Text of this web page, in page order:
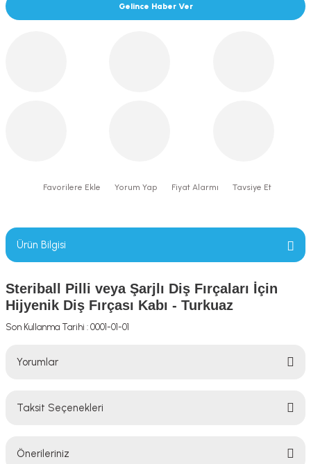
Gelince Haber Ver
Yorum Yap Fiyat Alarmı Tavsiye Et
Ürün Bilgisi
Steriball Pilli veya Şarjlı Diş Fırçaları İçin
Hijyenik Diş Fırçası Kabı - Turkuaz
Son Kullanma Tarihi : 0001-01-01
Yorumlar
Taksit Seçenekleri
Önerileriniz